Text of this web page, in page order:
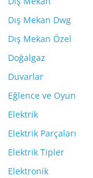
Dış Mekan Dwg
Dış Mekan Özel
Doğalgaz
Duvarlar
Eğlence ve Oyun
Elektrik
Elektrik Parçaları
Elektrik Tipler
Elektronik